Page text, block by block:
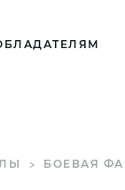
БОЕВАЯ